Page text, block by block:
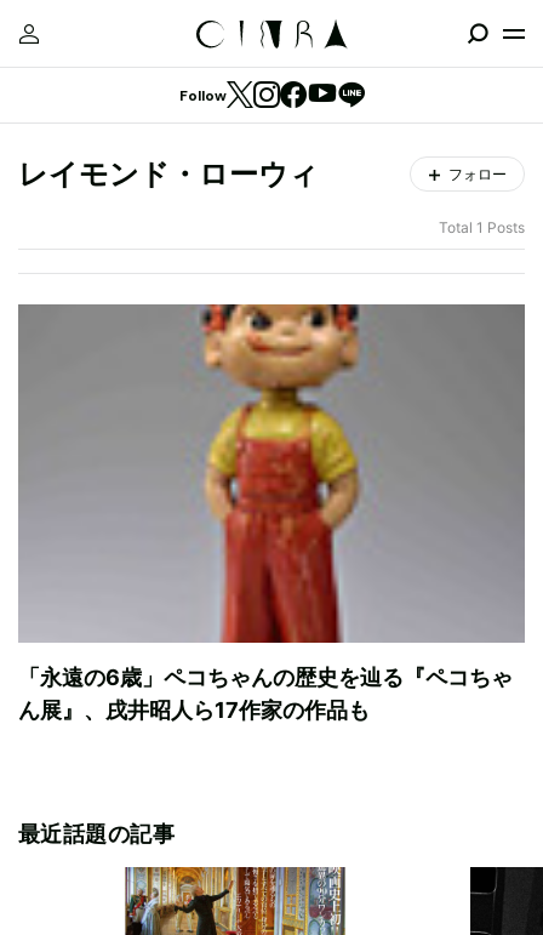
Follow
レイモンド・ローウィ フォロー
Total 1 Posts
「永遠の6歳」ペコちゃんの歴史を辿る『ペコちゃ
ん展』、戌井昭人ら17作家の作品も
最近話題の記事